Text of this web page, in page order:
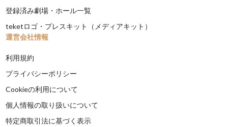
登録済み劇場・ホール一覧
teketロゴ・プレスキット（メディアキット）
運営会社情報
利用規約
プライバシーポリシー
Cookieの利用について
個人情報の取り扱いについて
特定商取引法に基づく表示